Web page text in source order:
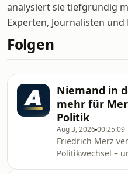
analysiert sie tiefgründig
Experten, Journalisten und
Folgen
Niemand in
mehr für
Politik
Aug 3, 202600:25:09
Friedrich Merz
Politikwechsel –